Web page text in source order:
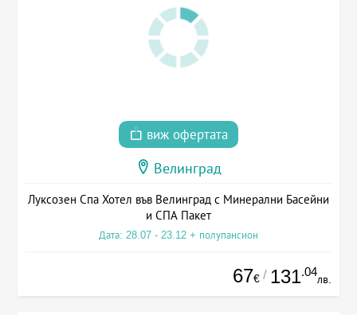
виж офертата
Велинград
Луксозен Спа Хотел във Велинград с Минерални Басейни
и СПА Пакет
Дата: 28.07 - 23.12 + полупансион
67€ / 131.04
лв.